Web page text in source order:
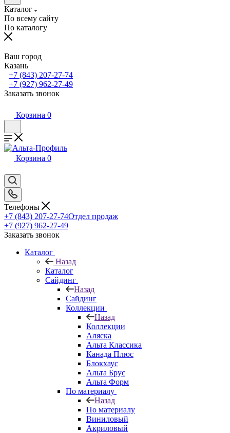
Каталог
По всему сайту
По каталогу
Ваш город
Казань
+7 (843) 207-27-74
+7 (927) 962-27-49
Заказать звонок
Корзина 0
Корзина 0
Телефоны
+7 (843) 207-27-74Отдел продаж
+7 (927) 962-27-49
Заказать звонок
Каталог
Назад
Каталог
Сайдинг
Назад
Сайдинг
Коллекции
Назад
Коллекции
Аляска
Альта Классика
Канада Плюс
Блокхаус
Альта Брус
Альта Форм
По материалу
Назад
По материалу
Виниловый
Акриловый